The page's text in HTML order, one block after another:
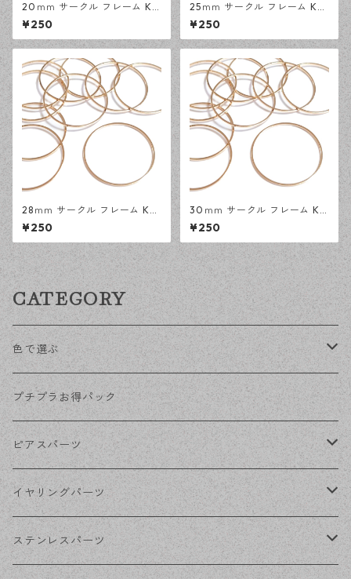
20ｍｍ サークル フレーム KC
ゴールド 20ピース 円形 レジ
ン 空枠 デザインパーツ 【en
工房】
¥250
25ｍｍ サークル フレーム KC
ゴールド 20ピース 円形 レジ
ン 空枠 デザインパーツ 【en
工房】
¥250
28ｍｍ サークル フレーム KC
ゴールド 18ピース 円形 レジン
空枠 デザインパーツ 【en工
房】
¥250
30ｍｍ サークル フレーム KC
ゴールド 14ピース 円形 レジ
ン 空枠 デザインパーツ 【en
工房】
¥250
CATEGORY
色で選ぶ
KCゴールド
ゴールド
シルバー
ホワイトシルバー
プチプラお得パック
ピアスパーツ
ポストピアス
フックピアス
イヤリングパーツ
ネジばねイヤリング
ステンレスパーツ